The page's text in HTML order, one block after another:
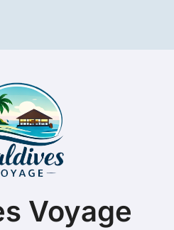
Voyage